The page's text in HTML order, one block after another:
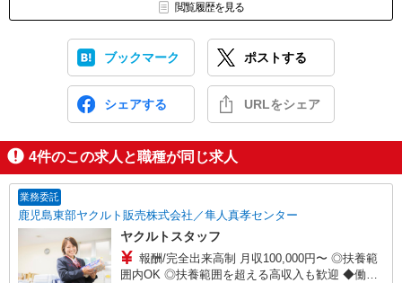
閲覧履歴を見る
ブックマーク ポストする
シェアする URLをシェア
4件のこの求人と職種が同じ求人
業務委託
鹿児島東部ヤクルト販売株式会社／隼人真孝センター
ヤクルトスタッフ
報酬/完全出来高制 月収100,000円〜 ◎扶養範
囲内OK ◎扶養範囲を超える高収入も歓迎 ◆働き